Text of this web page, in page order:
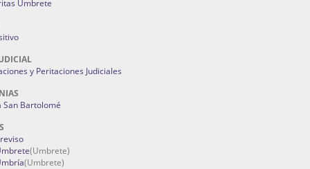
Umbrete
y Peritaciones Judiciales
San Bartolomé
(Umbrete)
(Umbrete)